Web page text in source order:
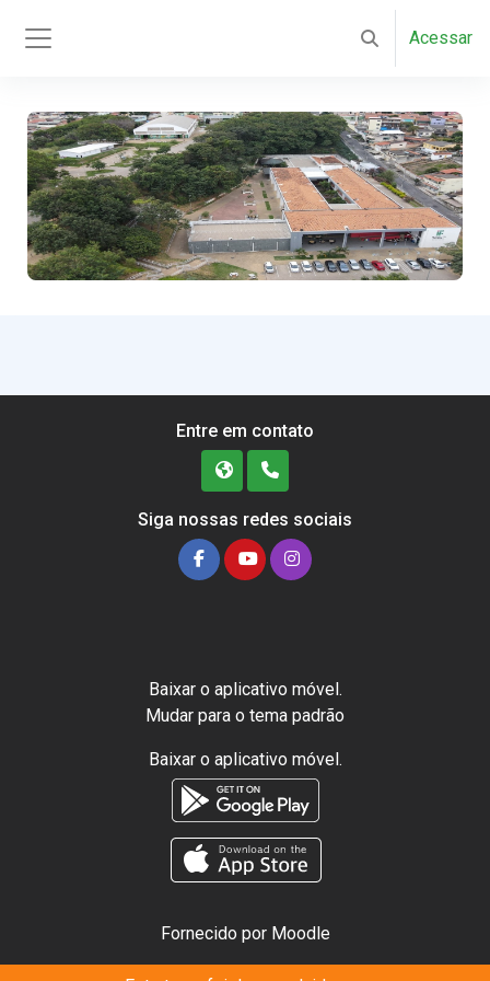
Alternar entrada
Acessar
Entre em contato
Siga nossas redes sociais
Baixar o aplicativo móvel.
Mudar para o tema padrão
Baixar o aplicativo móvel.
Fornecido por Moodle